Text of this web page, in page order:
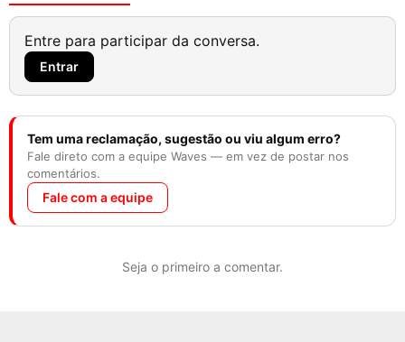
Entre para participar da conversa.
Entrar
Tem uma reclamação, sugestão ou viu algum erro?
Fale direto com a equipe Waves — em vez de postar nos
comentários.
Fale com a equipe
Seja o primeiro a comentar.